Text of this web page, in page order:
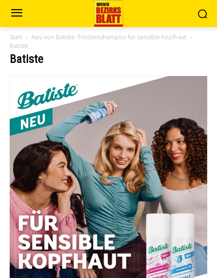
Start
Neu von Batiste: Trockenshampoo für sensible Kopfhaut
Batiste
Batiste